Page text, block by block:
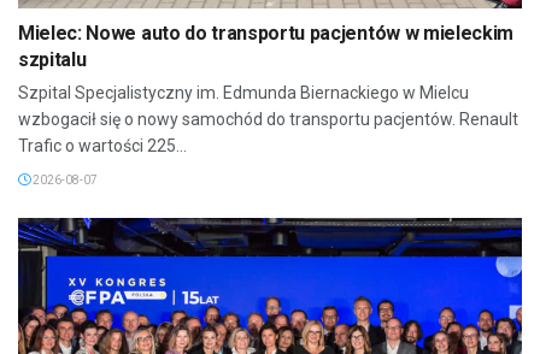
Mielec: Nowe auto do transportu pacjentów w mieleckim
szpitalu
Szpital Specjalistyczny im. Edmunda Biernackiego w Mielcu
wzbogacił się o nowy samochód do transportu pacjentów. Renault
Trafic o wartości 225...
2026-08-07